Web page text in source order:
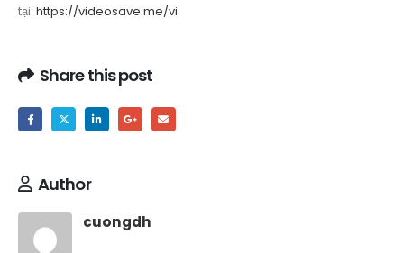
tại: https://videosave.me/vi
Share this post
Author
cuongdh